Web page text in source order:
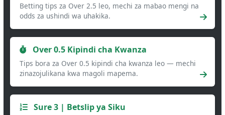
Betting tips za Over 2.5 leo, mechi za mabao mengi na
odds za ushindi wa uhakika.
Over 0.5 Kipindi cha Kwanza
Tips bora za Over 0.5 kipindi cha kwanza leo — mechi
zinazojulikana kwa magoli mapema.
Sure 3 | Betslip ya Siku